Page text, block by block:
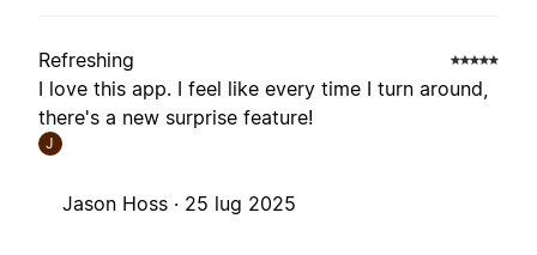
Refreshing
I love this app. I feel like every time I turn around,
there's a new surprise feature!
J
Jason Hoss · 25 lug 2025